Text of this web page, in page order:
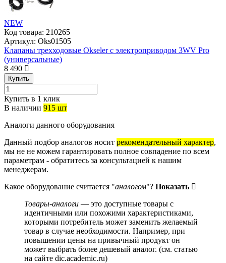
NEW
Код товара: 210265
Артикул: Oks01505
Клапаны трехходовые Okseler с электроприводом 3WV Pro
(универсальные)
8 490
Купить
Купить в 1 клик
В наличии 915 шт
Аналоги данного оборудования
Данный подбор аналогов носит рекомендательный характер,
мы не не можем гарантировать полное совпадение по всем
параметрам - обратитесь за консультацией к нашим
менеджерам.
Какое оборудование считается "аналогом"? Показать
Товары-аналоги — это доступные товары с
идентичными или похожими характеристиками,
которыми потребитель может заменить желаемый
товар в случае необходимости. Например, при
повышении цены на привычный продукт он
может выбрать более дешевый аналог. (см. статью
на сайте dic.academic.ru)